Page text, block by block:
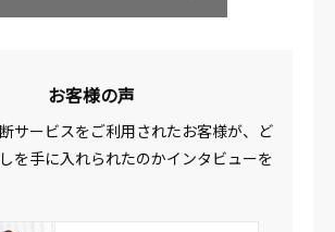
お客様の声
サービスをご利用されたお客様が、ど
を手に入れられたのかインタビューを